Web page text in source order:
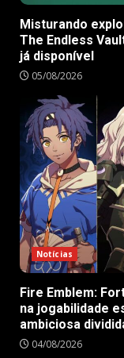
Misturando
The Endless
já disponível
05/08/2026
Notícias
Fire Emblem:
na jogabilidade
ambiciosa
04/08/2026